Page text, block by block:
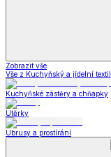
Zobrazit vše
Vše z Kuchyňský a jídelní textil
Kuchyňské zástěry a chňapky
Utěrky
Ubrusy a prostírání